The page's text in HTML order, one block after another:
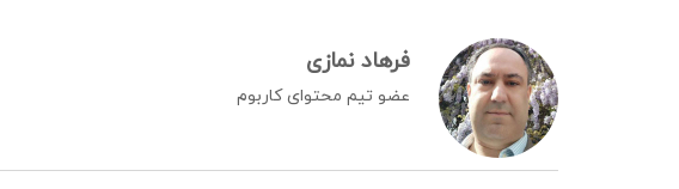
فرهاد نمازی
عضو تیم محتوای کاربوم